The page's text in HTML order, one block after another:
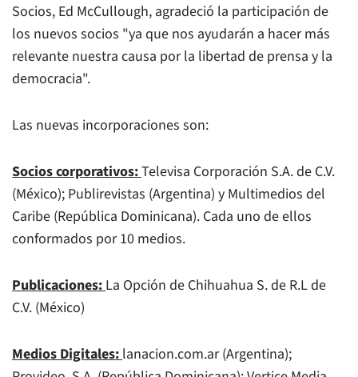
Socios, Ed McCullough, agradeció la participación de
los nuevos socios "ya que nos ayudarán a hacer más
relevante nuestra causa por la libertad de prensa y la
democracia".
Las nuevas incorporaciones son:
Socios corporativos:Televisa Corporación S.A. de C.V.
(México); Publirevistas (Argentina) y Multimedios del
Caribe (República Dominicana). Cada uno de ellos
conformados por 10 medios.
Publicaciones: La Opción de Chihuahua S. de R.L de
C.V. (México)
Medios Digitales: lanacion.com.ar (Argentina);